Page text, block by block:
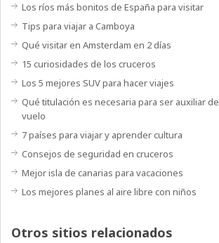
Los ríos más bonitos de España para visitar
Tips para viajar a Camboya
Qué visitar en Amsterdam en 2 días
15 curiosidades de los cruceros
Los 5 mejores SUV para hacer viajes
Qué titulación es necesaria para ser auxiliar de
vuelo
7 países para viajar y aprender cultura
Consejos de seguridad en cruceros
Mejor isla de canarias para vacaciones
Los mejores planes al aire libre con niños
Otros sitios relacionados